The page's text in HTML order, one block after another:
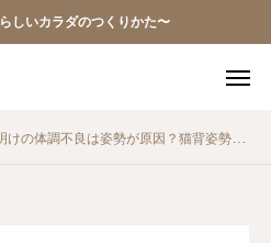
しいカラダのつくりかた〜
体調不良は姿勢が原因？猫背姿勢と骨盤の歪みを整えて快適な毎日へ
WEB予約